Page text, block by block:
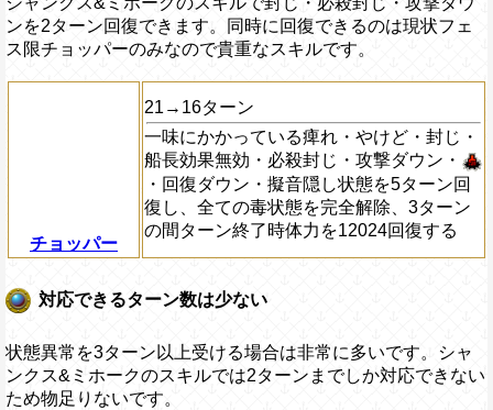
ンを2ターン回復できます。同時に回復できるのは現状フェ
ス限チョッパーのみなので貴重なスキルです。
チョッパー
21→16ターン
一味にかかっている痺れ・やけど・封じ・
船長効果無効・必殺封じ・攻撃ダウン・
・回復ダウン・擬音隠し状態を5ターン回
復し、全ての毒状態を完全解除、3ターン
の間ターン終了時体力を12024回復する
対応できるターン数は少ない
状態異常を3ターン以上受ける場合は非常に多いです。シャ
ンクス&ミホークのスキルでは2ターンまでしか対応できない
ため物足りないです。